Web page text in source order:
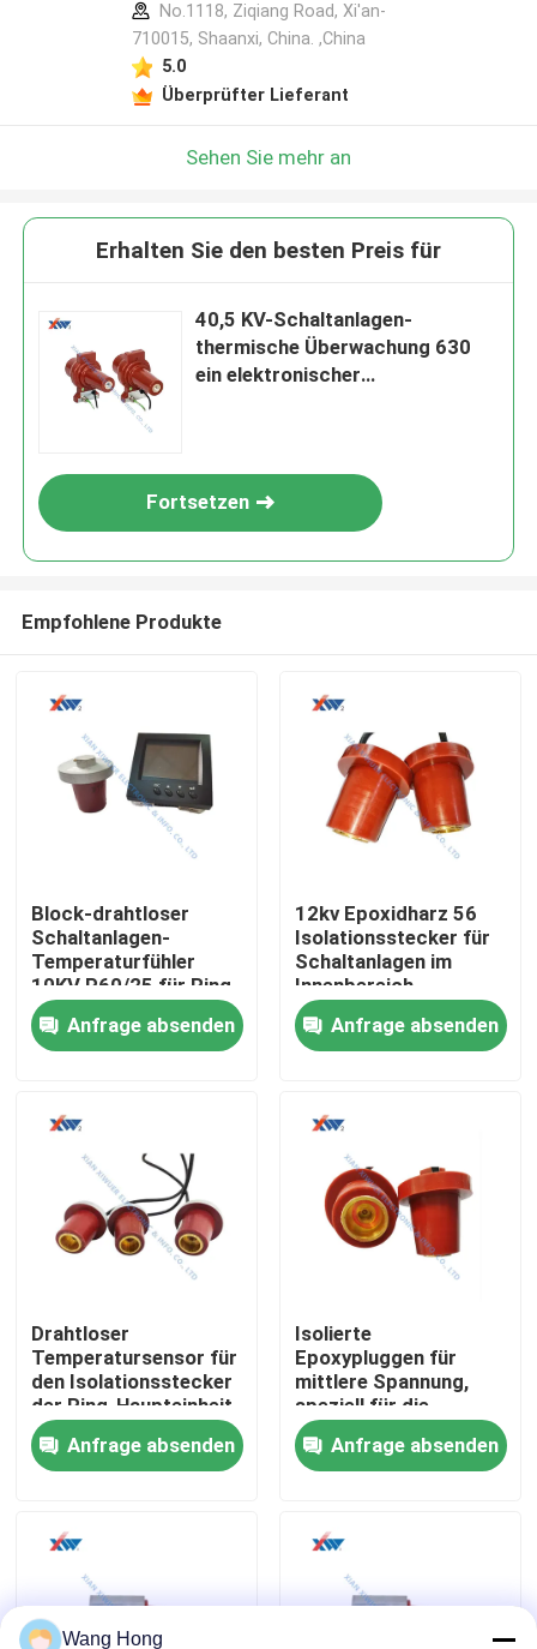
Haus
Produkte
Über uns
Fabrik-Ausflug
Qualitätskontrolle
treten Sie mit uns in Verbindung
Keramischer Hochspannungskondensator
Hochspannungstürknauf-Kondensatoren
No.1118, Ziqiang Road, Xi'an-
710015, Shaanxi, China. ,China
5.0
Überprüfter Lieferant
Sehen Sie mehr an
Erhalten Sie den besten Preis für
40,5 KV-Schaltanlagen-
thermische Überwachung 630
ein elektronischer
Fortsetzen
Empfohlene Produkte
Block-drahtloser
Schaltanlagen-
Temperaturfühler
10KV P60/25 für Ring
Main Units
Anfrage absenden
12kv Epoxidharz 56
Isolationsstecker für
Schaltanlagen im
Innenbereich
Anfrage absenden
Drahtloser
Temperatursensor für
den Isolationsstecker
der Ring-Haupteinheit
35 kV
hochtemperaturbeständig
Anfrage absenden
Isolierte
Epoxypluggen für
mittlere Spannung,
speziell für die
Isolierung von
Innenräumen aus
Gussharz für mittlere
Anfrage absenden
Wang Hong